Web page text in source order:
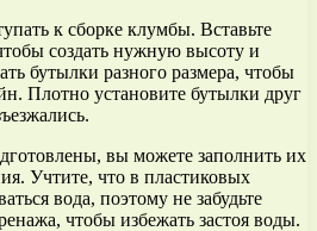
к сборке клумбы. Вставьте
создать нужную высоту и
бутылки разного размера, чтобы
Плотно установите бутылки друг
вы можете заполнить их
Учтите, что в пластиковых
вода, поэтому не забудьте
чтобы избежать застоя воды.